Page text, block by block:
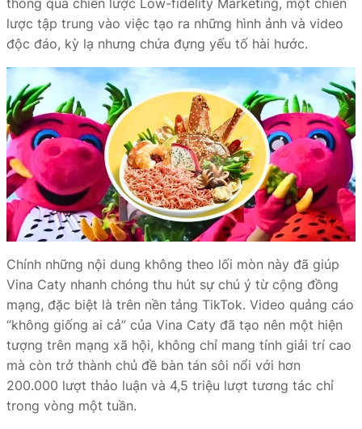
lược tập trung vào việc tạo ra những hình ảnh và video
độc đáo, kỳ lạ nhưng chứa đựng yếu tố hài hước.
Chính những nội dung không theo lối mòn này đã giúp
Vina Caty nhanh chóng thu hút sự chú ý từ cộng đồng
mạng, đặc biệt là trên nền tảng TikTok. Video quảng cáo
“không giống ai cả” của Vina Caty đã tạo nên một hiện
tượng trên mạng xã hội, không chỉ mang tính giải trí cao
mà còn trở thành chủ đề bàn tán sôi nổi với hơn
200.000 lượt thảo luận và 4,5 triệu lượt tương tác chỉ
trong vòng một tuần.